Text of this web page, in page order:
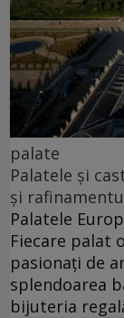
palate
Palatele și
și
Palatele
Fiecare palat
pasionați de
splendoarea
bijuteria